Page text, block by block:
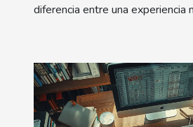
diferencia entre una experiencia